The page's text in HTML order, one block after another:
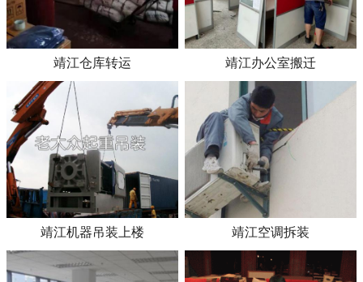
靖江仓库转运 靖江办公室搬迁
靖江机器吊装上楼 靖江空调拆装